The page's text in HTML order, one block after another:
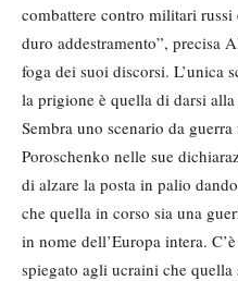
combattere contro militari
duro addestramento”, precisa
foga dei suoi discorsi. L’unica
la prigione è quella di darsi
Sembra uno scenario da
Poroschenko nelle sue
di alzare la posta in palio
che quella in corso sia una
in nome dell’Europa intera.
spiegato agli ucraini che